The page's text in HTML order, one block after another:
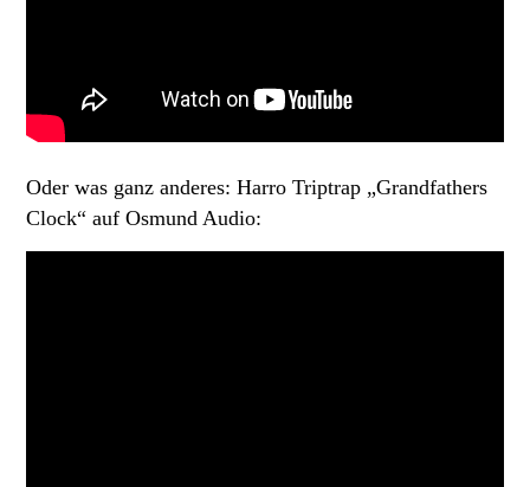
Oder was ganz anderes: Harro Triptrap „Grandfathers
Clock“ auf Osmund Audio: